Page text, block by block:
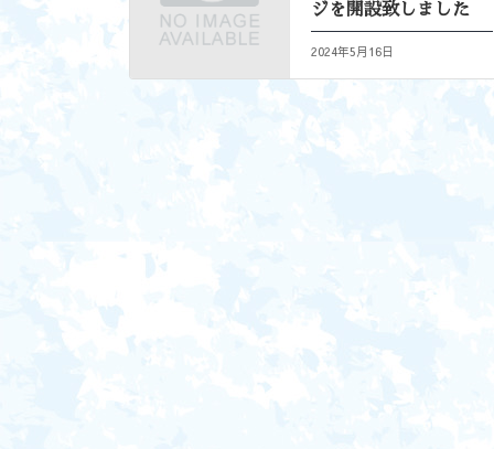
ジを開設致しました
2024年5月16日